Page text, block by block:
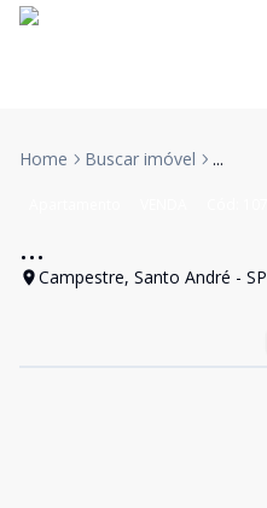
Home Buscar imóvel ...
...
Campestre, Santo André - SP